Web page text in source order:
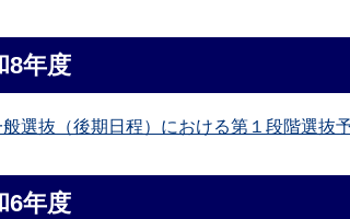
8年度
選抜（後期日程）における第１段階選抜
6年度